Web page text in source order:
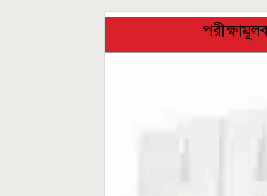
পরীক্ষামূলক